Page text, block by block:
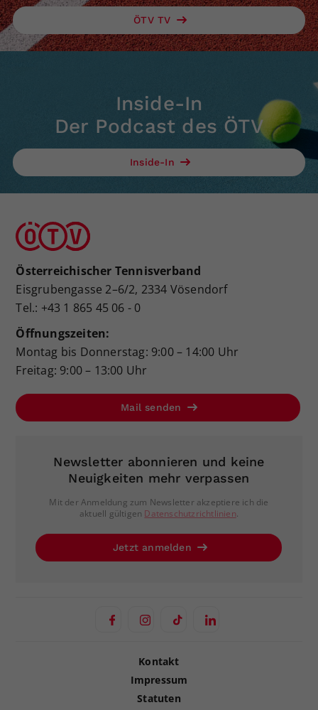
ÖTV TV
Inside-In
Der Podcast des ÖTV
Inside-In
Österreichischer Tennisverband
Eisgrubengasse 2–6/2, 2334 Vösendorf
Tel.: +43 1 865 45 06 - 0
Öffnungszeiten:
Montag bis Donnerstag: 9:00 – 14:00 Uhr
Freitag: 9:00 – 13:00 Uhr
Mail senden
Newsletter abonnieren und keine
Neuigkeiten mehr verpassen
Mit der Anmeldung zum Newsletter akzeptiere ich die
aktuell gültigen Datenschutzrichtlinien.
Jetzt anmelden
Kontakt
Impressum
Statuten